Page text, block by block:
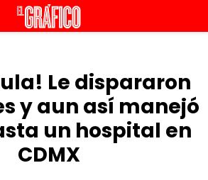
Le dispararon
y aun así manejó
un hospital en
CDMX